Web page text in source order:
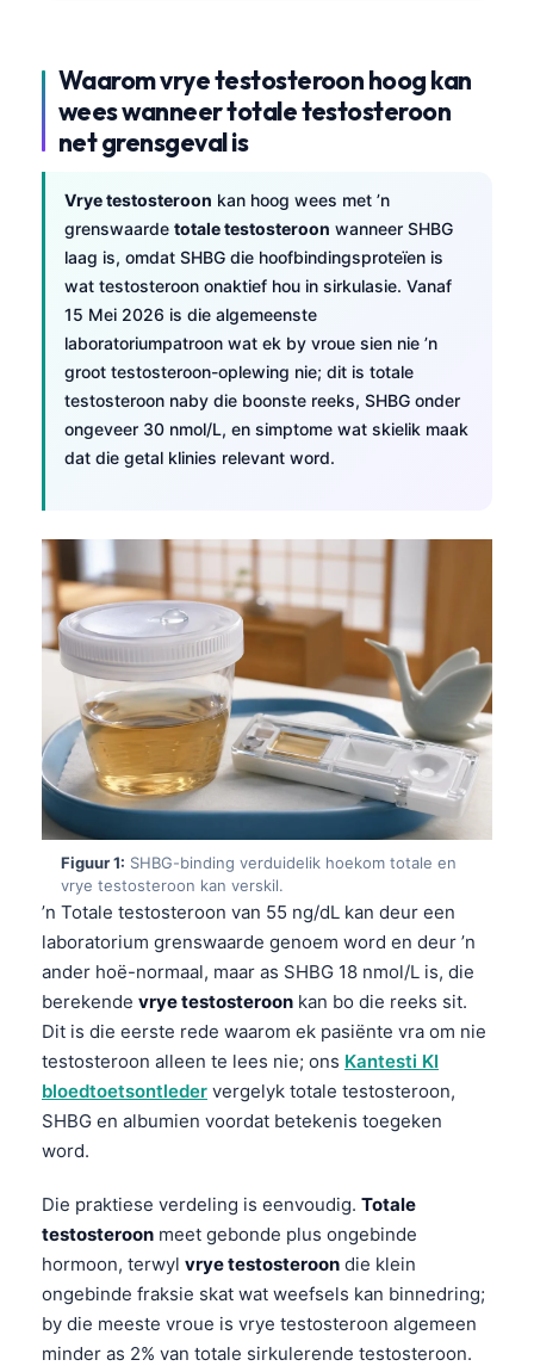
Waarom vrye testosteroon hoog kan
wees wanneer totale testosteroon
net grensgeval is
Vrye testosteroon kan hoog wees met ’n
grenswaarde totale testosteroon wanneer SHBG
laag is, omdat SHBG die hoofbindingsproteïen is
wat testosteroon onaktief hou in sirkulasie. Vanaf
15 Mei 2026 is die algemeenste
laboratoriumpatroon wat ek by vroue sien nie ’n
groot testosteroon-oplewing nie; dit is totale
testosteroon naby die boonste reeks, SHBG onder
ongeveer 30 nmol/L, en simptome wat skielik maak
dat die getal klinies relevant word.
Figuur 1: SHBG-binding verduidelik hoekom totale en
vrye testosteroon kan verskil.
’n Totale testosteroon van 55 ng/dL kan deur een
laboratorium grenswaarde genoem word en deur ’n
ander hoë-normaal, maar as SHBG 18 nmol/L is, die
berekende vrye testosteroon kan bo die reeks sit.
Dit is die eerste rede waarom ek pasiënte vra om nie
testosteroon alleen te lees nie; ons Kantesti KI
bloedtoetsontleder vergelyk totale testosteroon,
SHBG en albumien voordat betekenis toegeken
word.
Die praktiese verdeling is eenvoudig. Totale
testosteroon meet gebonde plus ongebinde
hormoon, terwyl vrye testosteroon die klein
ongebinde fraksie skat wat weefsels kan binnedring;
by die meeste vroue is vrye testosteroon algemeen
minder as 2% van totale sirkulerende testosteroon.